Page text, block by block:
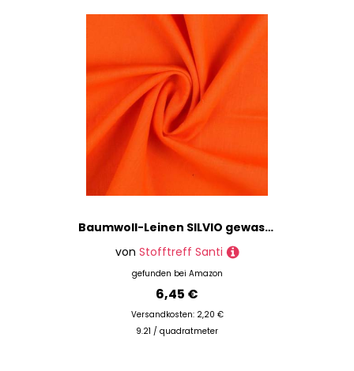
Baumwoll-Leinen SILVIO gewaschen 75% Leinen Öko-Tex Standard 100 Klasse 1 Qualität 50cm - Breite ca. 140cm Hosenstoff Bekleidungsstoff Meterware (Orange)
von Stofftreff Santi
gefunden bei Amazon
6,45 €
Versandkosten: 2,20 €
9.21 / quadratmeter